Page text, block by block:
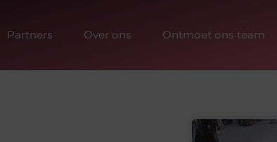
Partners Over ons Ontmoet ons team